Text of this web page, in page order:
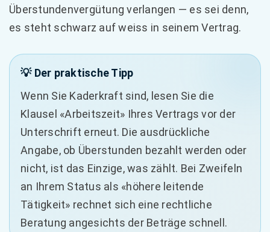
Überstundenvergütung verlangen — es sei denn,
es steht schwarz auf weiss in seinem Vertrag.
💡 Der praktische Tipp
Wenn Sie Kaderkraft sind, lesen Sie die
Klausel «Arbeitszeit» Ihres Vertrags vor der
Unterschrift erneut. Die ausdrückliche
Angabe, ob Überstunden bezahlt werden oder
nicht, ist das Einzige, was zählt. Bei Zweifeln
an Ihrem Status als «höhere leitende
Tätigkeit» rechnet sich eine rechtliche
Beratung angesichts der Beträge schnell.